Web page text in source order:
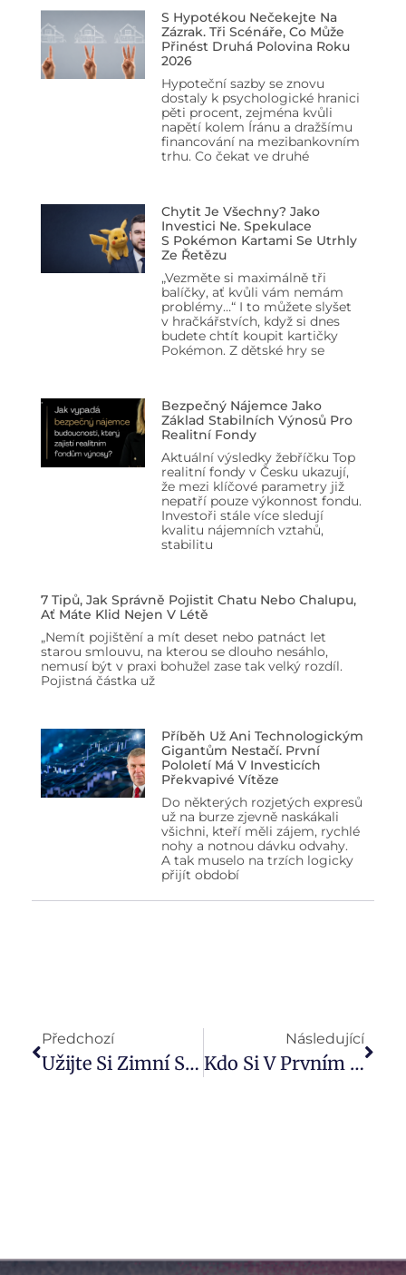
S Hypotékou Nečekejte Na
Zázrak. Tři Scénáře, Co Může
Přinést Druhá Polovina Roku
2026
Hypoteční sazby se znovu
dostaly k psychologické hranici
pěti procent, zejména kvůli
napětí kolem Íránu a dražšímu
financování na mezibankovním
trhu. Co čekat ve druhé
Chytit Je Všechny? Jako
Investici Ne. Spekulace
S Pokémon Kartami Se Utrhly
Ze Řetězu
„Vezměte si maximálně tři
balíčky, ať kvůli vám nemám
problémy…“ I to můžete slyšet
v hračkářstvích, když si dnes
budete chtít koupit kartičky
Pokémon. Z dětské hry se
Bezpečný Nájemce Jako
Základ Stabilních Výnosů Pro
Realitní Fondy
Aktuální výsledky žebříčku Top
realitní fondy v Česku ukazují,
že mezi klíčové parametry již
nepatří pouze výkonnost fondu.
Investoři stále více sledují
kvalitu nájemních vztahů,
stabilitu
7 Tipů, Jak Správně Pojistit Chatu Nebo Chalupu,
Ať Máte Klid Nejen V Létě
„Nemít pojištění a mít deset nebo patnáct let
starou smlouvu, na kterou se dlouho nesáhlo,
nemusí být v praxi bohužel zase tak velký rozdíl.
Pojistná částka už
Příběh Už Ani Technologickým
Gigantům Nestačí. První
Pololetí Má V Investicích
Překvapivé Vítěze
Do některých rozjetých expresů
už na burze zjevně naskákali
všichni, kteří měli zájem, rychlé
nohy a notnou dávku odvahy.
A tak muselo na trzích logicky
přijít období
Předchozí
Užijte Si Zimní Sporty Naplno: 10 Zásad Kvalitního Pojištění Na Hory￼
Následující
Kdo Si V Prvním Čtvrtletí Vyjedná Nemovitost Za Dobrou Cenu, Bude Vítězem